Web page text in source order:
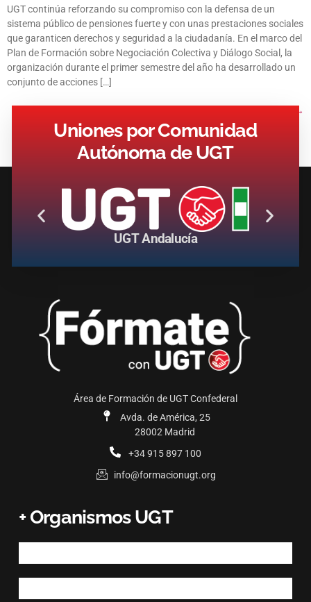
UGT continúa reforzando su compromiso con la defensa de un
sistema público de pensiones fuerte y con unas prestaciones sociales
que garanticen derechos y seguridad a la ciudadanía. En el marco del
Plan de Formación sobre Negociación Colectiva y Diálogo Social, la
organización durante el primer semestre del año ha desarrollado un
conjunto de acciones […]
→
Uniones por Comunidad
Autónoma de UGT
UGT Andalucía
Área de Formación de UGT Confederal
Avda. de América, 25
28002 Madrid
+34 915 897 100
info@formacionugt.org
+ Organismos UGT